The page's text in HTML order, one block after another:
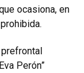
ocasiona, en
prefrontal
Perón”